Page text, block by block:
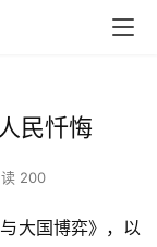
民忏悔
200
大国博弈》，以